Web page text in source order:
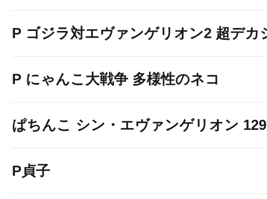
P ゴジラ対エヴァンゲリオン2 超デカ
P にゃんこ大戦争 多様性のネコ
ぱちんこ シン・エヴァンゲリオン
P貞子